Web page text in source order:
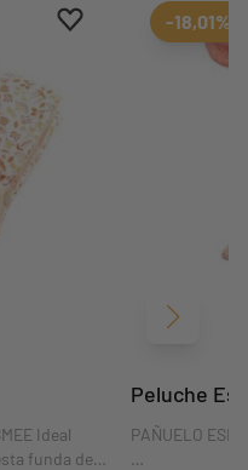
Aggiungi ai preferiti
borrar favoritos
Ideal
funda de
-18,01%
Peluche
PAÑUELO